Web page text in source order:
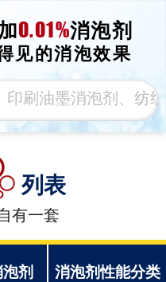
0.01%消泡剂
见的消泡效果
列表
有一套
剂 消泡剂性能分类